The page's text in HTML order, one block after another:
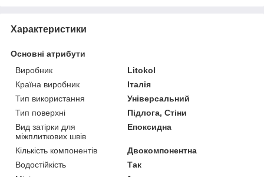
Характеристики
Основні атрибути
Виробник
Litokol
Країна виробник
Італія
Тип використання
Універсальний
Тип поверхні
Підлога, Стіни
Вид затірки для
міжплиткових швів
Епоксидна
Кількість компонентів
Двокомпонентна
Водостійкість
Так